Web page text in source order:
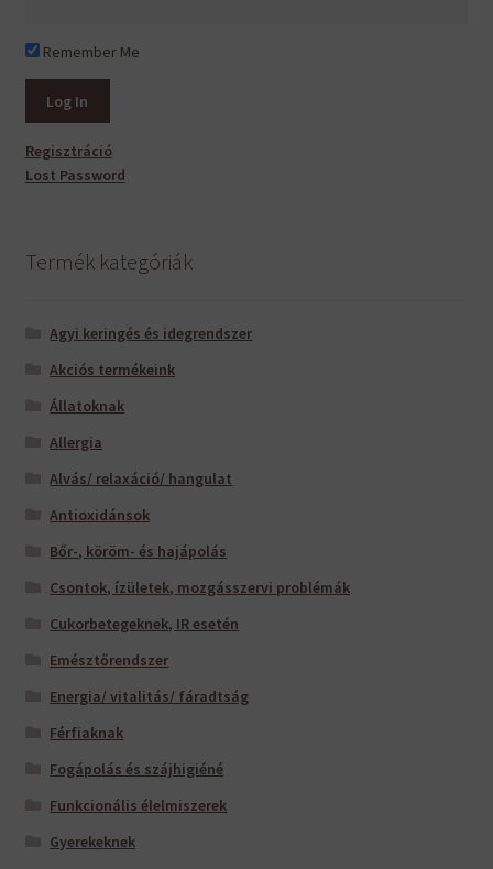
Remember Me
Regisztráció
Lost Password
Termék kategóriák
Agyi keringés és idegrendszer
Akciós termékeink
Állatoknak
Allergia
Alvás/ relaxáció/ hangulat
Antioxidánsok
Bőr-, köröm- és hajápolás
Csontok, ízületek, mozgásszervi problémák
Cukorbetegeknek, IR esetén
Emésztőrendszer
Energia/ vitalitás/ fáradtság
Férfiaknak
Fogápolás és szájhigiéné
Funkcionális élelmiszerek
Gyerekeknek